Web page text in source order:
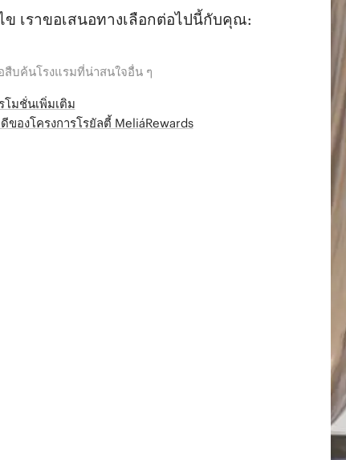
เราขอเสนอทางเลือกต่อไปนี้กับคุณ:
สืบค้นโรงแรมที่น่าสนใจอื่น ๆ
โมชั่นเพิ่มเติม
องโครงการโรยัลตี้ MeliáRewards